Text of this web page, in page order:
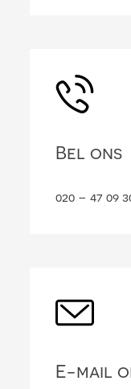
Bel ons
020 – 47 09
E-mail